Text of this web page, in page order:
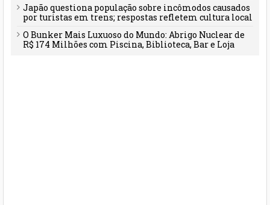
Japão questiona população sobre incômodos causados
por turistas em trens; respostas refletem cultura local
O Bunker Mais Luxuoso do Mundo: Abrigo Nuclear de
R$ 174 Milhões com Piscina, Biblioteca, Bar e Loja